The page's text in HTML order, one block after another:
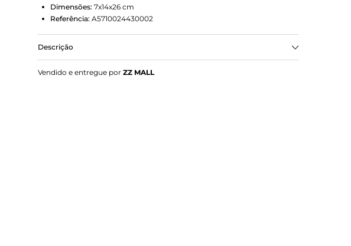
Dimensões: 7x14x26 cm
Referência: A5710024430002
Descrição
Bolsa Off-White Croco Média
Vendido e entregue por ZZ MALL